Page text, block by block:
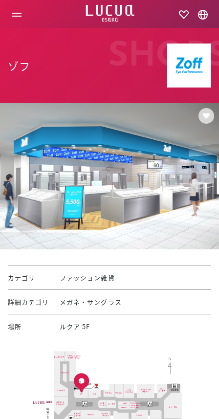
ゾフ
カテゴリ ファッション雑貨
詳細カテゴリ メガネ・サングラス
場所 ルクア 5F